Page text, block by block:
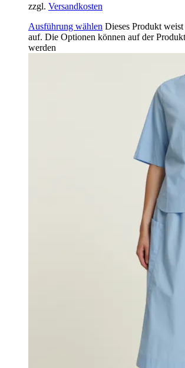
zzgl. Versandkosten
Ausführung wählen Dieses Produkt
auf. Die Optionen können auf der
werden